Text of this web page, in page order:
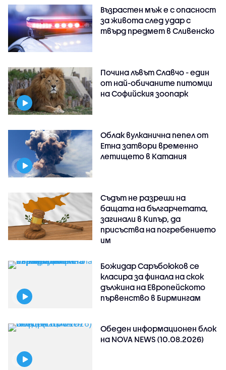
Възрастен мъж е с опасност
за живота след удар с
твърд предмет в Сливенско
Почина лъвът Славчо - един
от най-обичаните питомци
на Софийския зоопарк
Облак вулканична пепел от
Етна затвори временно
летището в Катания
Съдът не разреши на
бащата на българчетата,
загинали в Кипър, да
присъства на погребението
им
Божидар Саръбоюков се
класира за финала на скок
дължина на Европейското
първенство в Бирмингам
Обеден информационен блок
на NOVA NEWS (10.08.2026)